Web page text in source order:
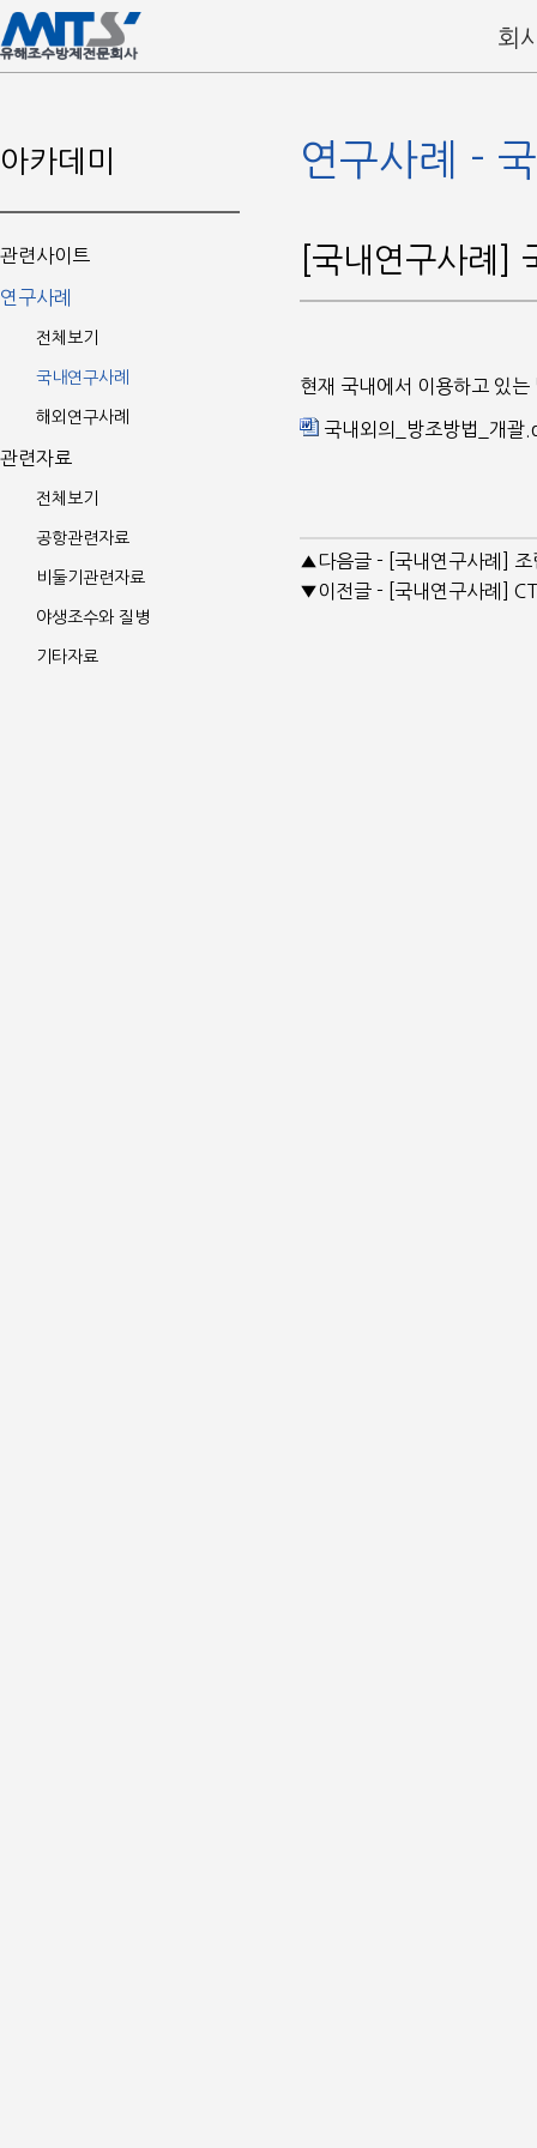
회
아카데미
관련사이트
연구사례
전체보기
국내연구사례
해외연구사례
관련자료
전체보기
공항관련자료
비둘기관련자료
야생조수와 질병
기타자료
연구사례 -
[국내연구사례]
현재 국내에서 이용하고 있
국내외의_방조방법_개괄
▲다음글 - [국내연구사례] 조
▼이전글 - [국내연구사례]